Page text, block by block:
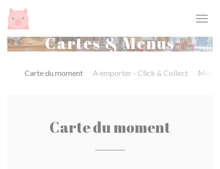
Personnalisation de vos choix en matière de cookies
Cartes & Menus
Carte du moment A emporter - Click & Collect Menu
Carte du moment